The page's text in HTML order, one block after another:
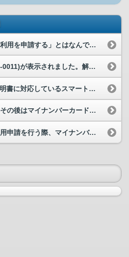
スマホ用電子証明書の「利用を申請する」とはなんですか。
システムエラー(EA0015-0011)が表示されました。解消方法を教えてください。
Androidスマホ用電子証明書に対応しているスマートフォンを教えてください。
一度利用申請をしたら、その後はマイナンバーカードを使わずに電子署名または本人確認ができますか。
スマホ用電子証明書の利用申請を行う際、マイナンバーカードの読取り位置がわかりません。